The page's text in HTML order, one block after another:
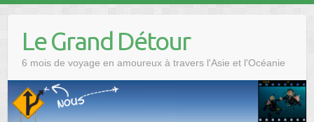
Le Grand Détour
6 mois de voyage en amoureux à travers l'Asie et l'Océanie